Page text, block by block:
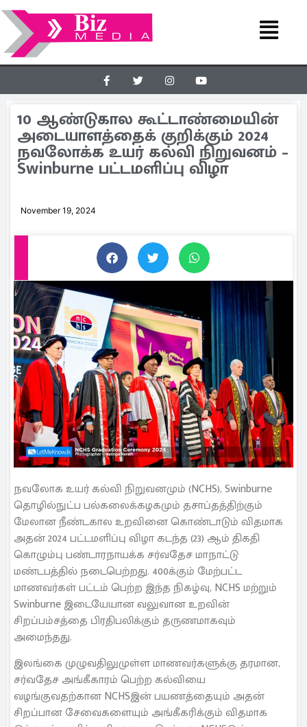
10 ஆண்டுகால கூட்டாண்மையின்
அடையாளத்தைக் குறிக்கும் 2024
நவலோக்க உயர் கல்வி நிறுவனம் –
Swinburne பட்டமளிப்பு விழா
November 19, 2024
நவலோக உயர் கல்வி நிறுவனமும் (NCHS), Swinburne
தொழில்நுட்ப பல்கலைக்கழகமும் தசாப்தத்திற்கும்
மேலான நீண்டகால உறவினை கொண்டாடும் விதமாக
அதன் 2024 பட்டமளிப்பு விழா கடந்த (23) ஆம் திகதி
கொழும்பு பண்டாரநாயக்க சர்வதேச மாநாட்டு
மண்டபத்தில் நடைபெற்றது. 400க்கும் மேற்பட்ட
மாணவர்கள் பட்டம் பெற்ற இந்த நிகழ்வு, NCHS மற்றும்
Swinburne இடையேயான வலுவான உறவின்
சிறப்பம்சத்தை பிரதிபலிக்கும் தருணமாகவும்
அமைந்தது.
இலங்கை முழுவதிலுமுள்ள மாணவர்களுக்கு தரமான,
சர்வதேச அங்கீகாரம் பெற்ற கல்வியை
வழங்குவதற்கான NCHSஇன் பயணத்தையும் அதன்
சிறப்பான சேவைகளையும் அங்கீகரிக்கும் விதமாக